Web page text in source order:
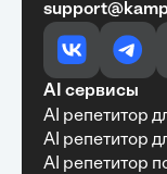
Очень
доступно
Алексей
Обучение с
полезной
AI сервисы
AI репетитор
AI репетитор
AI репетитор